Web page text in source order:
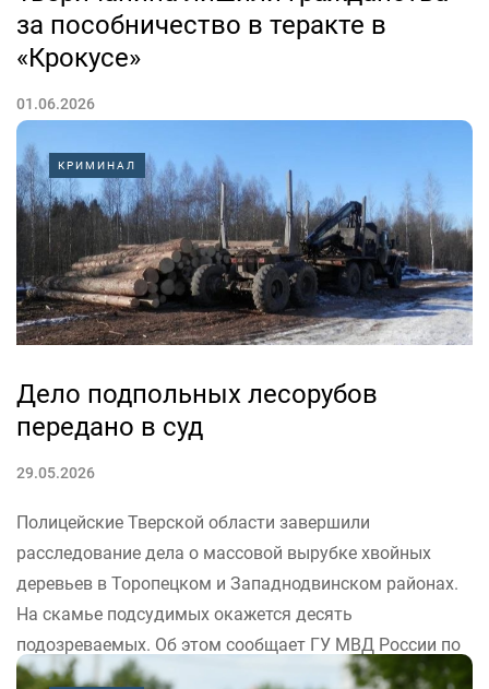
за пособничество в теракте в
«Крокусе»
01.06.2026
Российского гражданства лишили восемь выходцев из
стран Центральной Азии. Среди них оказался житель
Тверской области, который помог пособнику теракта в
«Крокус Сити Холле» получить вид на жительство в
РФ. Об этом сообщает ЦОС ФСБ России.
«Житель Тверской области неоднократно привлекался
к...
КРИМИНАЛ
Дело подпольных лесорубов
передано в суд
29.05.2026
Полицейские Тверской области завершили
расследование дела о массовой вырубке хвойных
деревьев в Торопецком и Западнодвинском районах.
На скамье подсудимых окажется десять
подозреваемых. Об этом сообщает ГУ МВД России по
Тверской области.